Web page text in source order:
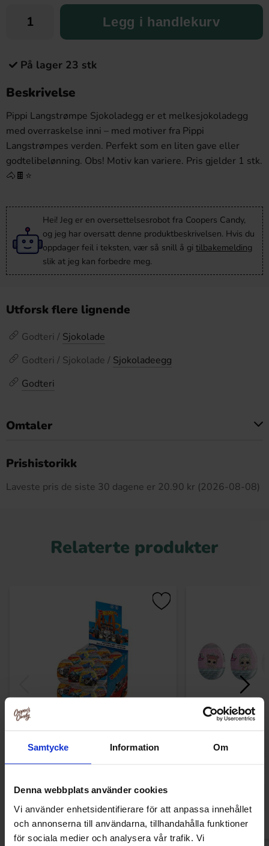
Samtycke Information Om
Denna webbplats använder cookies
Vi använder enhetsidentifierare för att anpassa innehållet
och annonserna till användarna, tillhandahålla funktioner
för sociala medier och analysera vår trafik. Vi
Legg i handlekurv
På lager 23 stk
Beskrivelse
Pippi Langstrømpe Sjokoladegg er et melkesjokoladegg
med overraskelse inni – med motiver fra Pippi
Langstrømpes verden. Perfekt som en liten gave eller
godtelibelønning. Obs! Motiv kan variere. Pris gjelder 1 stk.
🐴🍫⭐
Hei! Jeg er en oversettelsesrobot fra Coopers Candy,
og jeg har oversatt denne produktbeskrivelsen. Hvis du
oppdager feil i teksten, vær så snill å gi tilbakemelding
slik at jeg kan forbedre meg.
Utforsk flere lignende
Godteri / Sjokolade
Godteri / Sjokolade / Sjokoladeegg
Godteri
Omtaler
Prishistorikk
Laveste pris de siste 30 dagene er 20.90 kr (2026-08-08)
Relaterte produkter
Hot Wheels Surprise Chokladägg 20g
L.O.L Surprise